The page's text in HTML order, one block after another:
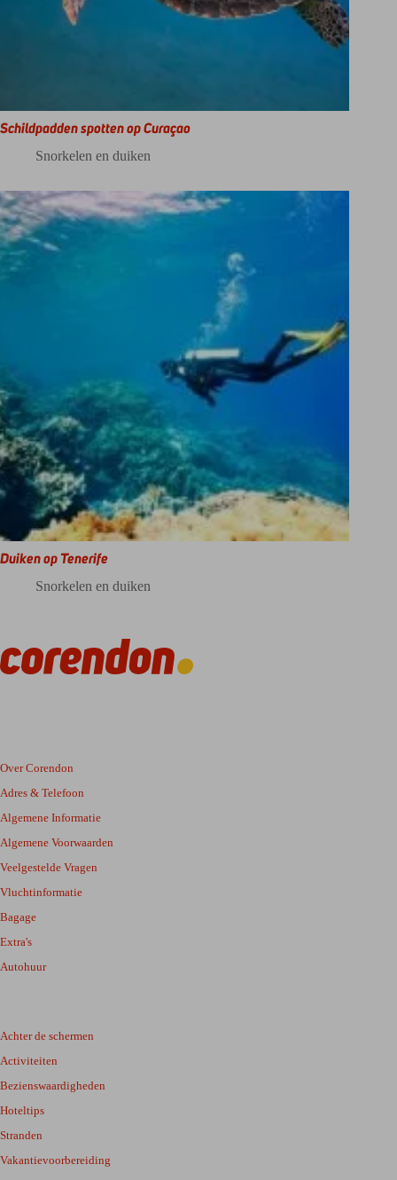
Schildpadden spotten op Curaçao
Snorkelen en duiken
Duiken op Tenerife
Snorkelen en duiken
Over Corendon
Adres & Telefoon
Algemene Informatie
Algemene Voorwaarden
Veelgestelde Vragen
Vluchtinformatie
Bagage
Extra's
Autohuur
Achter de schermen
Activiteiten
Bezienswaardigheden
Hoteltips
Stranden
Vakantievoorbereiding